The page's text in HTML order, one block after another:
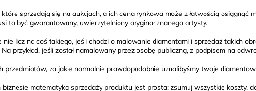
które sprzedają się na aukcjach, a ich cena rynkowa może z łatwością osiągnąć
to być gwarantowany, uwierzytelniony oryginał znanego artysty.
nie licz na coś takiego, jeśli chodzi o malowanie diamentami i sprzedaż takich
przykład, jeśli został namalowany przez osobę publiczną, z podpisem na
przedmiotów, za jakie normalnie prawdopodobnie uznalibyśmy twoje
matematyka sprzedaży produktu jest prosta: zsumuj wszystkie koszty,